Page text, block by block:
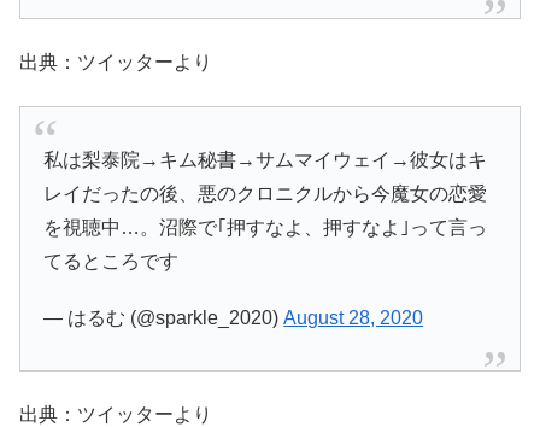
出典：ツイッターより
私は梨泰院→キム秘書→サムマイウェイ→彼女はキ
レイだったの後、悪のクロニクルから今魔女の恋愛
を視聴中…。沼際で｢押すなよ、押すなよ｣って言っ
てるところです
— はるむ (@sparkle_2020)August 28, 2020
出典：ツイッターより